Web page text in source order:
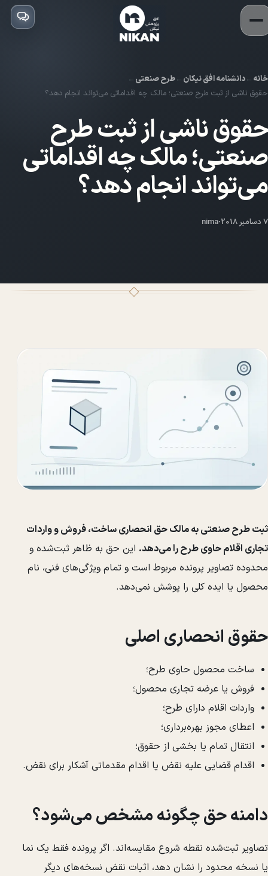
خانه دانشنامه افق نیکان
طرح صنعتی
حقوق ناشی از ثبت طرح صنعتی؛ مالک چه اقداماتی می‌تواند انجام دهد؟
حقوق ناشی از ثبت طرح
صنعتی؛ مالک چه اقداماتی
می‌تواند انجام دهد؟
7 دسامبر 2018 ·
nima
ثبت طرح صنعتی به مالک حق انحصاری ساخت، فروش و واردات
تجاری اقلام حاوی طرح را می‌دهد. این حق به ظاهر ثبت‌شده و
محدوده تصاویر پرونده مربوط است و تمام ویژگی‌های فنی، نام
محصول یا ایده کلی را پوشش نمی‌دهد.
حقوق انحصاری اصلی
ساخت محصول حاوی طرح؛
فروش یا عرضه تجاری محصول؛
واردات اقلام دارای طرح؛
اعطای مجوز بهره‌برداری؛
انتقال تمام یا بخشی از حقوق؛
اقدام قضایی علیه نقض یا اقدام مقدماتی آشکار برای نقض.
دامنه حق چگونه مشخص می‌شود؟
تصاویر ثبت‌شده نقطه شروع مقایسه‌اند. اگر پرونده فقط یک نما
یا نسخه محدود را نشان دهد، اثبات نقض نسخه‌های دیگر